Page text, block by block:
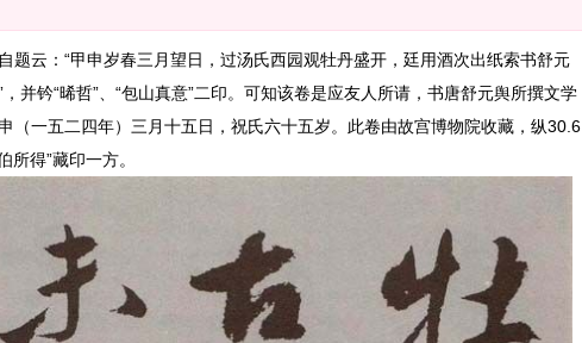
题云：“甲申岁春三月望日，过汤氏西园观牡丹盛开，廷用酒次出纸索书舒元
并钤“晞哲”、“包山真意”二印。可知该卷是应友人所请，书唐舒元舆所撰文学
（一五二四年）三月十五日，祝氏六十五岁。此卷由故宫博物院收藏，纵30.6
所得”藏印一方。